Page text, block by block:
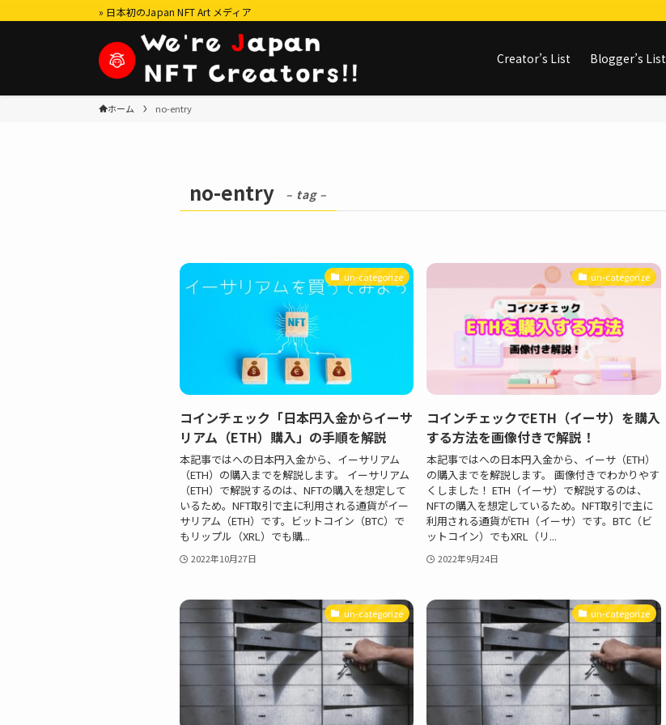
» 日本初のJapan NFT Art メディア
Creator’s List Blogger’s List
ホーム no-entry
no-entry – tag –
un-categorize
コインチェック「日本円入金からイーサ
リアム（ETH）購入」の手順を解説
本記事ではへの日本円入金から、イーサリアム
（ETH）の購入までを解説します。 イーサリアム
（ETH）で解説するのは、NFTの購入を想定して
いるため。NFT取引で主に利用される通貨がイー
サリアム（ETH）です。ビットコイン（BTC）で
もリップル（XRL）でも購...
2022年10月27日
un-categorize
コインチェックでETH（イーサ）を購入
する方法を画像付きで解説！
本記事ではへの日本円入金から、イーサ（ETH）
の購入までを解説します。 画像付きでわかりやす
くしました！ ETH（イーサ）で解説するのは、
NFTの購入を想定しているため。NFT取引で主に
利用される通貨がETH（イーサ）です。BTC（ビ
ットコイン）でもXRL（リ...
2022年9月24日
un-categorize un-categorize